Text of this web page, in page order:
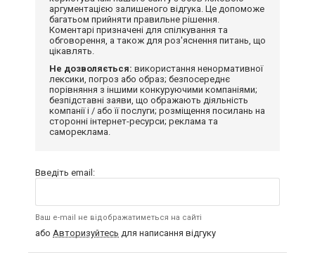
аргументацією залишеного відгука. Це допоможе
багатьом прийняти правильне рішення.
Коментарі призначені для спілкування та
обговорення, а також для роз'яснення питань, що
цікавлять.
Не дозволяється: використання ненормативної
лексики, погроз або образ; безпосереднє
порівняння з іншими конкуруючими компаніями;
безпідставні заяви, що ображають діяльність
компанії і / або її послуги; розміщення посилань на
сторонні інтернет-ресурси; реклама та
самореклама.
Введіть email:
Ваш e-mail не відображатиметься на сайті
або Авторизуйтесь для написання відгуку